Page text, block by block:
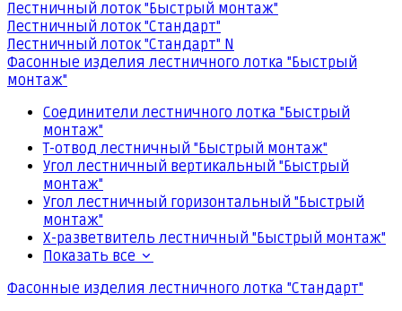
Лестничный лоток "Быстрый монтаж"
Лестничный лоток "Стандарт"
Лестничный лоток "Стандарт" N
Фасонные изделия лестничного лотка "Быстрый
монтаж"
Соединители лестничного лотка "Быстрый
монтаж"
Т-отвод лестничный "Быстрый монтаж"
Угол лестничный вертикальный "Быстрый
монтаж"
Угол лестничный горизонтальный "Быстрый
монтаж"
Х-разветвитель лестничный "Быстрый монтаж"
Показать все
Фасонные изделия лестничного лотка "Стандарт"